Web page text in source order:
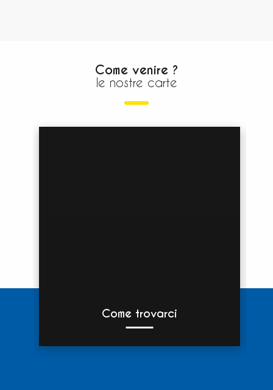
Come venire ?
le nostre carte
Come trovarci